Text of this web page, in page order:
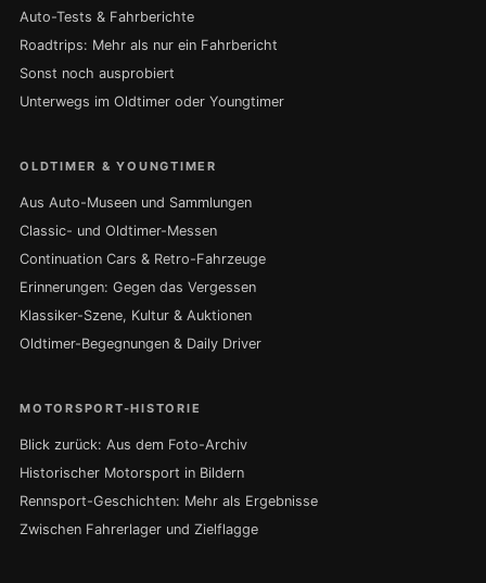
Auto-Tests & Fahrberichte
Roadtrips: Mehr als nur ein Fahrbericht
Sonst noch ausprobiert
Unterwegs im Oldtimer oder Youngtimer
OLDTIMER & YOUNGTIMER
Aus Auto-Museen und Sammlungen
Classic- und Oldtimer-Messen
Continuation Cars & Retro-Fahrzeuge
Erinnerungen: Gegen das Vergessen
Klassiker-Szene, Kultur & Auktionen
Oldtimer-Begegnungen & Daily Driver
MOTORSPORT-HISTORIE
Blick zurück: Aus dem Foto-Archiv
Historischer Motorsport in Bildern
Rennsport-Geschichten: Mehr als Ergebnisse
Zwischen Fahrerlager und Zielflagge